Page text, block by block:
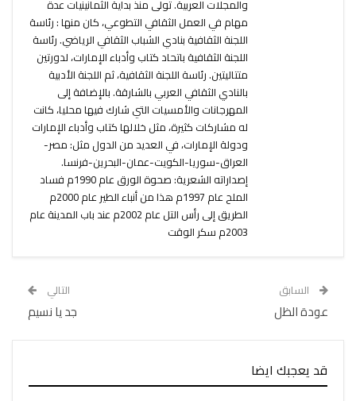
والمجلات العربية. تولى منذ بداية الثمانينيات عدة
مهام في العمل الثقافي التطوعي، كان منها : رئاسة
اللجنة الثقافية بنادي الشباب الثقافي الرياضي. رئاسة
اللجنة الثقافية باتحاد كتاب وأدباء الإمارات، لدورتين
متتاليتين. رئاسة اللجنة الثقافية، ثم اللجنة الأدبية
بالنادي الثقافي العربي بالشارقة. بالإضافة إلى
المهرجانات والأمسيات التي شارك فيها محليا، كانت
له مشاركات كثيرة، مثل خلالها كتاب وأدباء الإمارات
ودولة الإمارات، في العديد من الدول مثل: مصر-
العراق-سوريا-الكويت-عمان-البحرين-فرنسا.
إصداراته الشعرية: صحوة الورق عام 1990م فساد
الملح عام 1997م هذا من أنباء الطير عام 2000م
الطريق إلى رأس التل عام 2002م عند باب المدينة عام
2003م سكر الوقت
السابق
عودة الظل
التالي
جد يا نسيم
قد يعجبك ايضا